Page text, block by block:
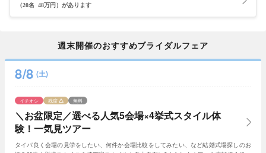
（20名 48万円）があります
週末開催のおすすめブライダルフェア
8/8 (土)
＼お盆限定／選べる人気5会場×4挙式スタイル体
験！一気見ツアー
イチオシ 残席 無料
タイパ良く会場の見学をしたい、何件か会場比較をしてみたい、など結婚式場探しのお